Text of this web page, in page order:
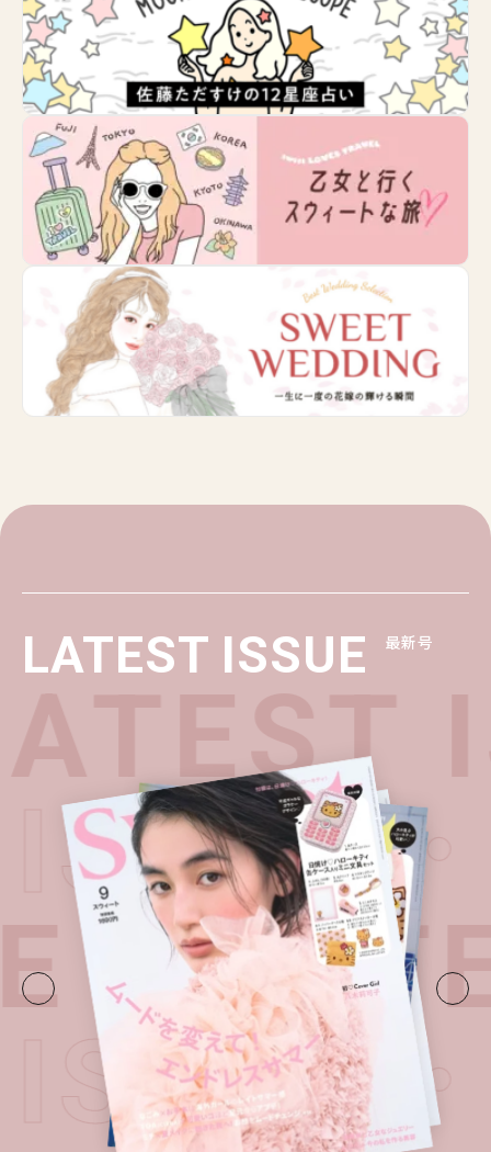
LATEST ISSUE 最新号
ISSUE
ISSUE